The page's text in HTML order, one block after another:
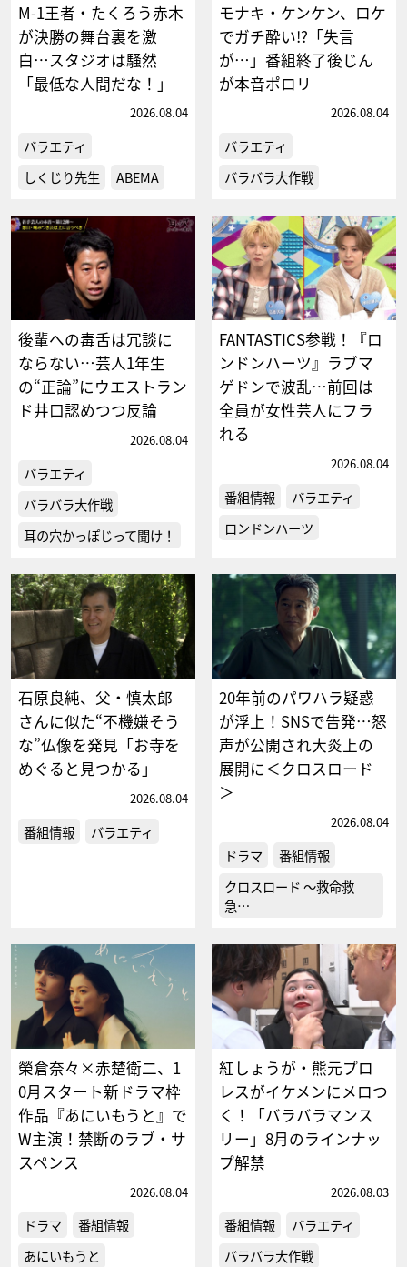
M-1王者・たくろう赤木
が決勝の舞台裏を激
白…スタジオは騒然
「最低な人間だな！」
2026.08.04
バラエティ
しくじり先生
ABEMA
モナキ・ケンケン、ロケ
でガチ酔い!?「失言
が…」番組終了後じん
が本音ポロリ
2026.08.04
バラエティ
バラバラ大作戦
後輩への毒舌は冗談に
ならない…芸人1年生
の“正論”にウエストラン
ド井口認めつつ反論
2026.08.04
バラエティ
バラバラ大作戦
耳の穴かっぽじって聞け！
FANTASTICS参戦！『ロ
ンドンハーツ』ラブマ
ゲドンで波乱…前回は
全員が女性芸人にフラ
れる
2026.08.04
番組情報
バラエティ
ロンドンハーツ
石原良純、父・慎太郎
さんに似た“不機嫌そう
な”仏像を発見「お寺を
めぐると見つかる」
2026.08.04
番組情報 バラエティ
20年前のパワハラ疑惑
が浮上！SNSで告発…怒
声が公開され大炎上の
展開に＜クロスロード
＞
2026.08.04
ドラマ
番組情報
クロスロード ～救命救
急…
榮倉奈々×赤楚衛二、1
0月スタート新ドラマ枠
作品『あにいもうと』で
W主演！禁断のラブ・サ
スペンス
2026.08.04
ドラマ
番組情報
あにいもうと
紅しょうが・熊元プロ
レスがイケメンにメロつ
く！「バラバラマンス
リー」8月のラインナッ
プ解禁
2026.08.03
番組情報
バラエティ
バラバラ大作戦